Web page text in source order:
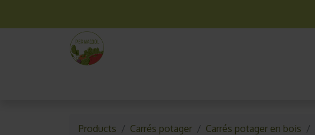
Products Carrés potager Carrés potager en bois